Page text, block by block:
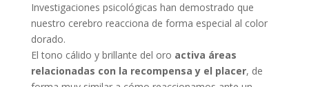
Investigaciones psicológicas han demostrado que
nuestro cerebro reacciona de forma especial al color
dorado.
El tono cálido y brillante del oro activa áreas
relacionadas con la recompensa y el placer, de